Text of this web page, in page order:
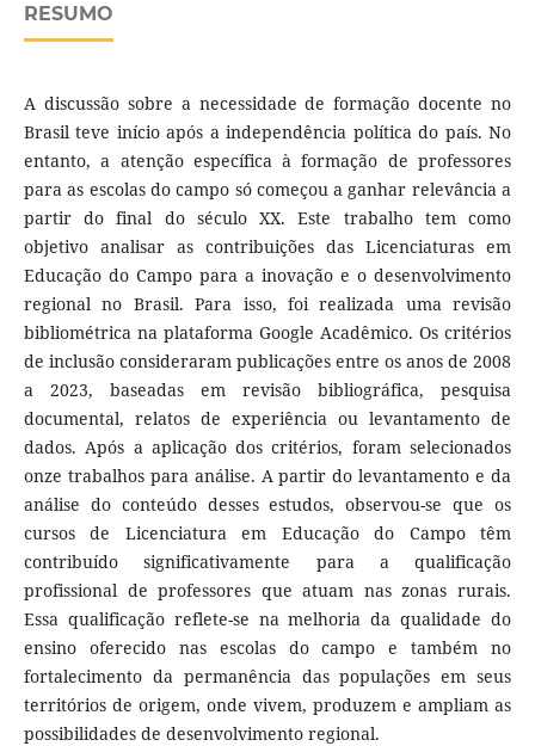
RESUMO
A discussão sobre a necessidade de formação docente no
Brasil teve início após a independência política do país. No
entanto, a atenção específica à formação de professores
para as escolas do campo só começou a ganhar relevância a
partir do final do século XX. Este trabalho tem como
objetivo analisar as contribuições das Licenciaturas em
Educação do Campo para a inovação e o desenvolvimento
regional no Brasil. Para isso, foi realizada uma revisão
bibliométrica na plataforma Google Acadêmico. Os critérios
de inclusão consideraram publicações entre os anos de 2008
a 2023, baseadas em revisão bibliográfica, pesquisa
documental, relatos de experiência ou levantamento de
dados. Após a aplicação dos critérios, foram selecionados
onze trabalhos para análise. A partir do levantamento e da
análise do conteúdo desses estudos, observou-se que os
cursos de Licenciatura em Educação do Campo têm
contribuído significativamente para a qualificação
profissional de professores que atuam nas zonas rurais.
Essa qualificação reflete-se na melhoria da qualidade do
ensino oferecido nas escolas do campo e também no
fortalecimento da permanência das populações em seus
territórios de origem, onde vivem, produzem e ampliam as
possibilidades de desenvolvimento regional.